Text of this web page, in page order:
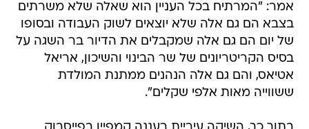
אמר: "המרתיח בכל העניין הוא שאלה שלא משרתים
בצבא הם גם אלה שלא יוצאים לשוק העבודה ובסופו
של יום הם גם אלה שמקבלים את הדיור בר השגה על
בסיס הקריטריונים של שר הבינוי והשיכון, אריאל
אטיאס, והם גם אלה הנהנים ממתנת המולדת
ששווייה מאות אלפי שקלים".